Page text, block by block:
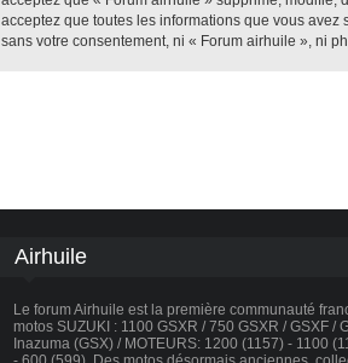
acceptez que toutes les informations que vous
sans votre consentement, ni « Forum airhuile », ni
Airhuile
Le forum Airhuile est la première communauté
motos SUZUKI : 1100 GSXR / 750 GSXR / GSXF /
Inazuma (GSX) / MOTEURS: 1200 (1157) - 1100